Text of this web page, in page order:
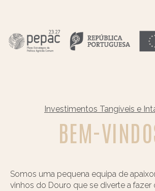
Investimentos Tangíveis e
BEM-
Somos uma pequena equipa de
vinhos do Douro que se diverte a fazer